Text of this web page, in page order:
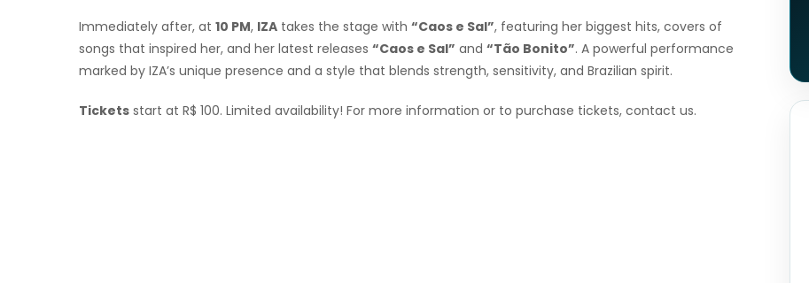
Immediately after, at 10 PM, IZA takes the stage with “Caos e Sal”, featuring her biggest hits, covers of
songs that inspired her, and her latest releases “Caos e Sal” and “Tão Bonito”. A powerful performance
marked by IZA’s unique presence and a style that blends strength, sensitivity, and Brazilian spirit.
Tickets start at R$ 100. Limited availability! For more information or to purchase tickets, contact us.